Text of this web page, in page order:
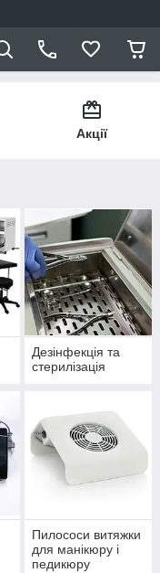
Акції
Дезінфекція та
стерилізація
Пилососи витяжки
для манікюру і
педикюру